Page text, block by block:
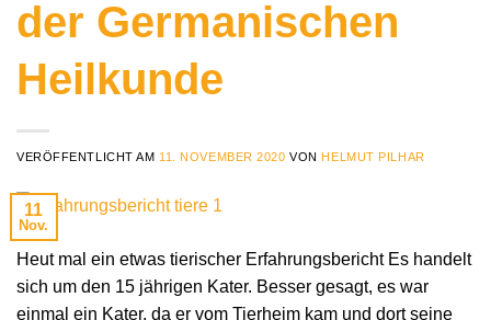
der Germanischen
Heilkunde
VERÖFFENTLICHT AM 11. NOVEMBER 2020 VON HELMUT PILHAR
11
Nov.
Heut mal ein etwas tierischer Erfahrungsbericht Es handelt
sich um den 15 jährigen Kater. Besser gesagt, es war
einmal ein Kater, da er vom Tierheim kam und dort seine